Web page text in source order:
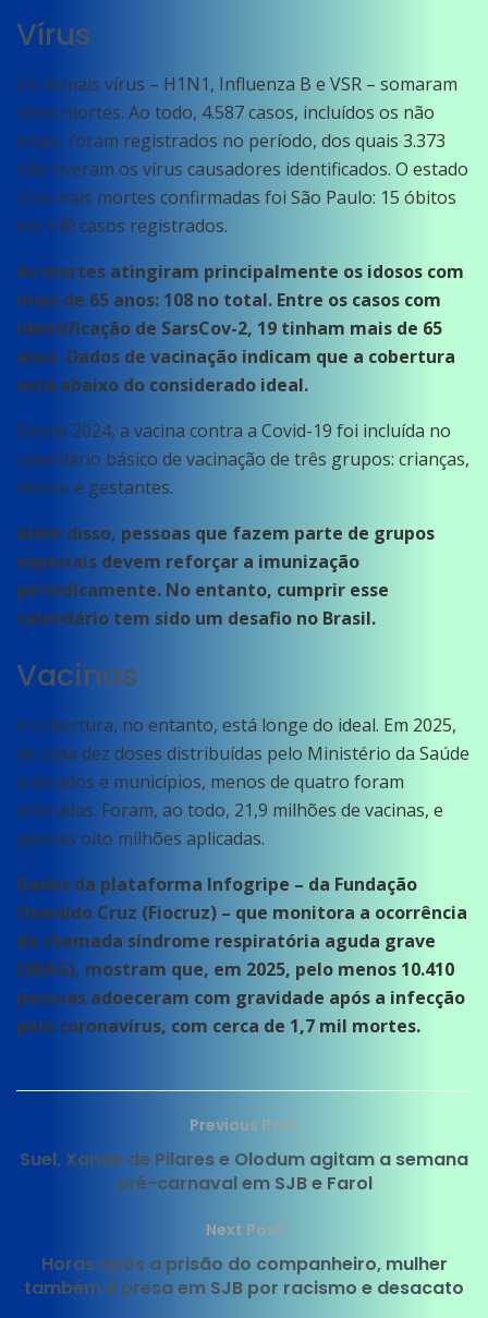
Vírus
Os demais vírus – H1N1, Influenza B e VSR – somaram
cinco mortes. Ao todo, 4.587 casos, incluídos os não
letais, foram registrados no período, dos quais 3.373
não tiveram os vírus causadores identificados. O estado
com mais mortes confirmadas foi São Paulo: 15 óbitos
em 140 casos registrados.
As mortes atingiram principalmente os idosos com
mais de 65 anos: 108 no total. Entre os casos com
identificação de SarsCov-2, 19 tinham mais de 65
anos. Dados de vacinação indicam que a cobertura
está abaixo do considerado ideal.
Desde 2024, a vacina contra a Covid-19 foi incluída no
calendário básico de vacinação de três grupos: crianças,
idosos e gestantes.
Além disso, pessoas que fazem parte de grupos
especiais devem reforçar a imunização
periodicamente. No entanto, cumprir esse
calendário tem sido um desafio no Brasil.
Vacinas
A cobertura, no entanto, está longe do ideal. Em 2025,
de cada dez doses distribuídas pelo Ministério da Saúde
a estados e municípios, menos de quatro foram
utilizadas. Foram, ao todo, 21,9 milhões de vacinas, e
apenas oito milhões aplicadas.
Dados da plataforma Infogripe – da Fundação
Oswaldo Cruz (Fiocruz) – que monitora a ocorrência
da chamada síndrome respiratória aguda grave
(SRAG), mostram que, em 2025, pelo menos 10.410
pessoas adoeceram com gravidade após a infecção
pelo coronavírus, com cerca de 1,7 mil mortes.
Previous Post
Suel, Xande de Pilares e Olodum agitam a semana
pré-carnaval em SJB e Farol
Next Post
Horas após a prisão do companheiro, mulher
também é presa em SJB por racismo e desacato